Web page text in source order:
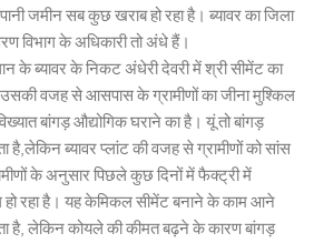
जमीन सब कुछ खराब हो रहा है। ब्यावर का जिला
विभाग के अधिकारी तो अंधे हैं।
के ब्यावर के निकट अंधेरी देवरी में श्री सीमेंट का
वजह से आसपास के ग्रामीणों का जीना मुश्किल
बांगड़ औद्योगिक घराने का है। यूं तो बांगड़
है,लेकिन ब्यावर प्लांट की वजह से ग्रामीणों को सांस
के अनुसार पिछले कुछ दिनों में फैक्ट्री में
हो रहा है। यह केमिकल सीमेंट बनाने के काम आने
है, लेकिन कोयले की कीमत बढ़ने के कारण बांगड़